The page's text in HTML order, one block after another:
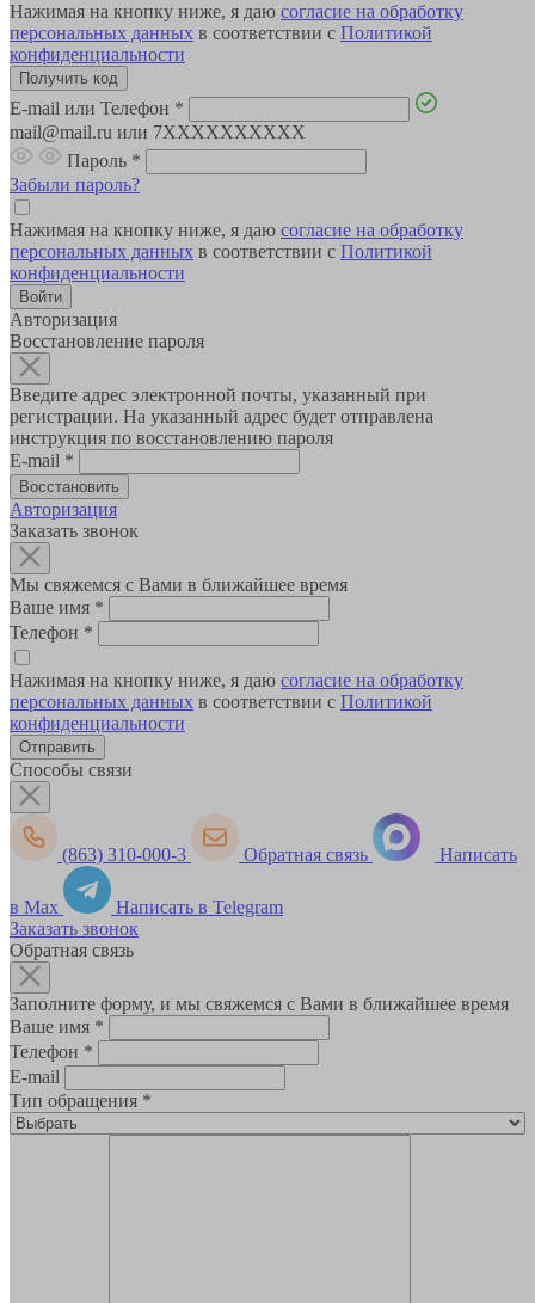
Нажимая на кнопку ниже, я даю согласие на обработку
персональных данных в соответствии с Политикой
конфиденциальности
E-mail или Телефон *
mail@mail.ru или 7XXXXXXXXXX
Пароль *
Забыли пароль?
Нажимая на кнопку ниже, я даю согласие на обработку
персональных данных в соответствии с Политикой
конфиденциальности
Авторизация
Восстановление пароля
Введите адрес электронной почты, указанный при
регистрации. На указанный адрес будет отправлена
инструкция по восстановлению пароля
E-mail *
Авторизация
Заказать звонок
Мы свяжемся с Вами в ближайшее время
Ваше имя *
Телефон *
Нажимая на кнопку ниже, я даю согласие на обработку
персональных данных в соответствии с Политикой
конфиденциальности
Способы связи
(863) 310-000-3 Обратная связь Написать
в Max
Написать в Telegram
Заказать звонок
Обратная связь
Заполните форму, и мы свяжемся с Вами в ближайшее время
Ваше имя *
Телефон *
E-mail
Тип обращения *